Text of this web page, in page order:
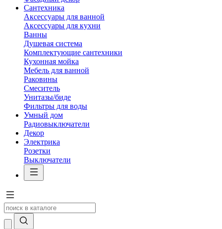
Сантехника
Аксессуары для ванной
Аксессуары для кухни
Ванны
Душевая система
Комплектующие сантехники
Кухонная мойка
Мебель для ванной
Раковины
Смеситель
Унитазы/биде
Фильтры для воды
Умный дом
Радиовыключатели
Декор
Электрика
Розетки
Выключатели